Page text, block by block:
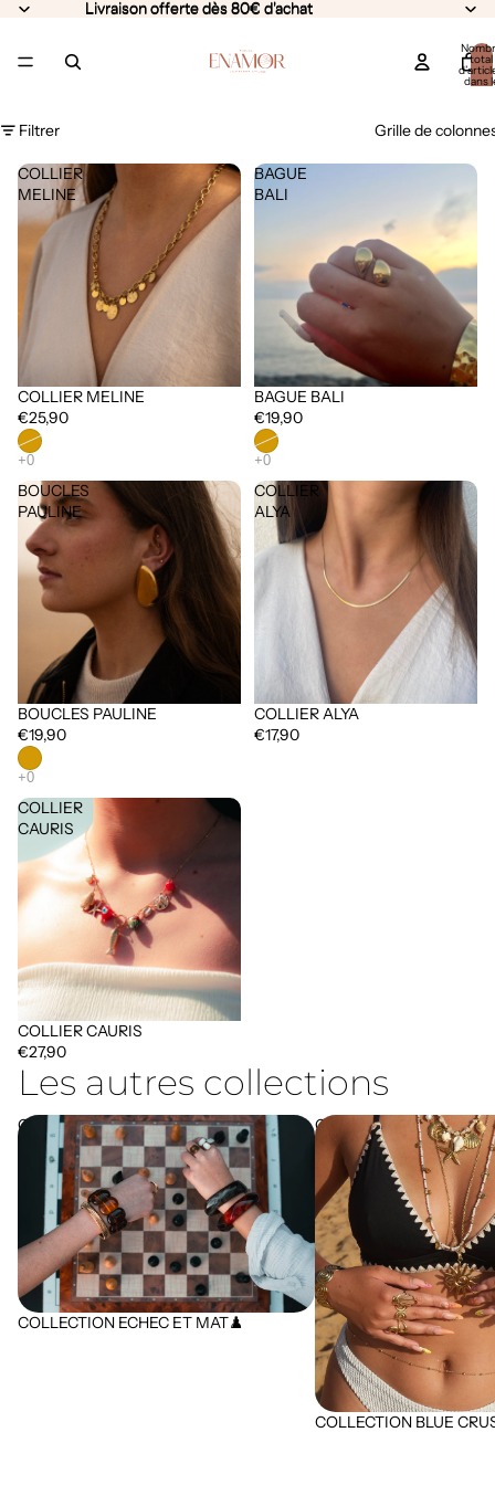
Livraison offerte dès 80€ d'achat
Livraison offerte dès 80€ d'achat
total
dans
Filtrer Grille de
COLLIER
MELINE
Épuisé
COLLIER MELINE
€25,90
BAGUE
BALI
Épuisé
BAGUE BALI
€19,90
BOUCLES
PAULINE
BOUCLES PAULINE
€19,90
COLLIER
ALYA
COLLIER ALYA
€17,90
COLLIER
CAURIS
COLLIER CAURIS
€27,90
Les autres collections
COLLECTION ECHEC ET MAT♟️
COLLECTION ECHEC ET MAT♟️
COLLECTION BLUE
COLLECTION BLUE